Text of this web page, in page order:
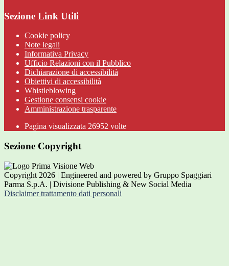
Sezione Link Utili
Cookie policy
Note legali
Informativa Privacy
Ufficio Relazioni con il Pubblico
Dichiarazione di accessibilità
Obiettivi di accessibilità
Whistleblowing
Gestione consensi cookie
Amministrazione trasparente
Pagina visualizzata 26952 volte
Sezione Copyright
Copyright 2026 | Engineered and powered by Gruppo Spaggiari
Parma S.p.A. | Divisione Publishing & New Social Media
Disclaimer trattamento dati personali